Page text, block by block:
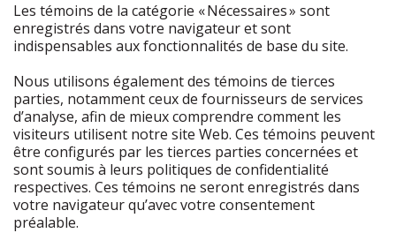
Les témoins de la catégorie « Nécessaires » sont
enregistrés dans votre navigateur et sont
indispensables aux fonctionnalités de base du site.
Nous utilisons également des témoins de tierces
parties, notamment ceux de fournisseurs de services
d’analyse, afin de mieux comprendre comment les
visiteurs utilisent notre site Web. Ces témoins peuvent
être configurés par les tierces parties concernées et
sont soumis à leurs politiques de confidentialité
respectives. Ces témoins ne seront enregistrés dans
votre navigateur qu’avec votre consentement
préalable.